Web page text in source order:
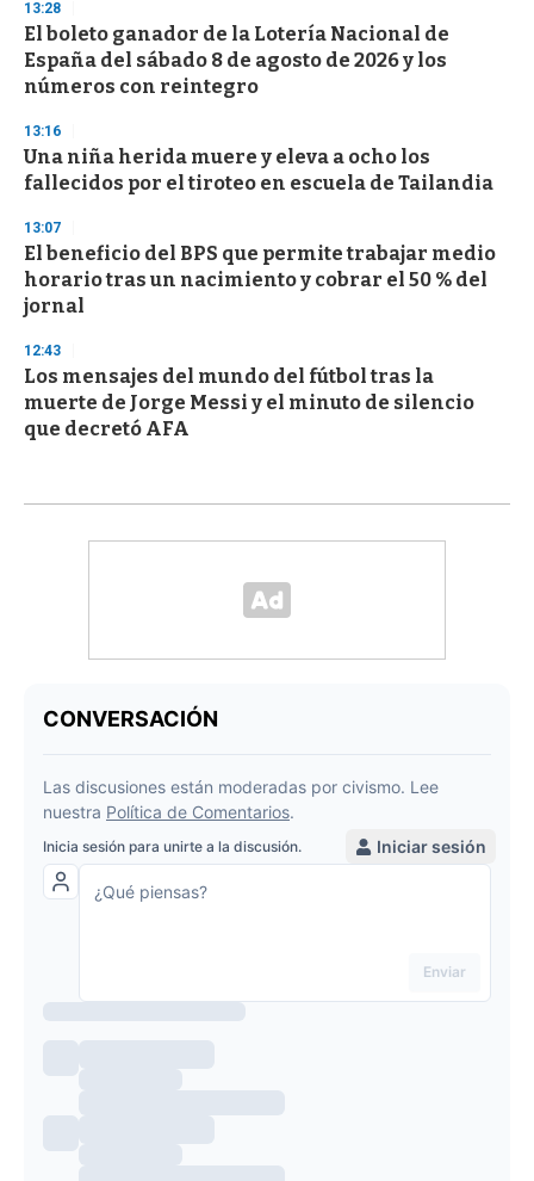
13:28
El boleto ganador de la Lotería Nacional de
España del sábado 8 de agosto de 2026 y los
números con reintegro
13:16
Una niña herida muere y eleva a ocho los
fallecidos por el tiroteo en escuela de Tailandia
13:07
El beneficio del BPS que permite trabajar medio
horario tras un nacimiento y cobrar el 50 % del
jornal
12:43
Los mensajes del mundo del fútbol tras la
muerte de Jorge Messi y el minuto de silencio
que decretó AFA